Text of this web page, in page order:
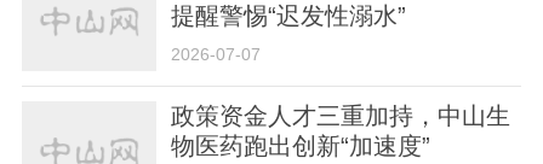
提醒警惕“迟发性溺水”
2026-07-07
政策资金人才三重加持，中山生
物医药跑出创新“加速度”